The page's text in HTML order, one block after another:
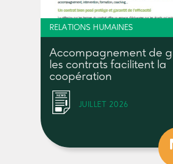
RELATIONS HUMAINES
Accompagnement de
les contrats facilitent la
coopération
JUILLET 2026